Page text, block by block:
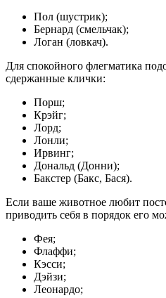
Пол (шустрик);
Бернард (смельчак);
Логан (ловкач).
Для спокойного флегматика
сдержанные клички:
Порш;
Крэйг;
Лорд;
Лонли;
Ирвинг;
Дональд (Донни);
Бакстер (Бакс, Бася).
Если ваше животное любит
приводить себя в порядок его
Фея;
Флаффи;
Кэсси;
Дэйзи;
Леонардо;